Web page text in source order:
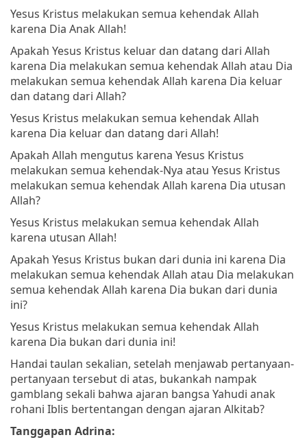
Yesus Kristus melakukan semua kehendak Allah
karena Dia Anak Allah!
Apakah Yesus Kristus keluar dan datang dari Allah
karena Dia melakukan semua kehendak Allah atau Dia
melakukan semua kehendak Allah karena Dia keluar
dan datang dari Allah?
Yesus Kristus melakukan semua kehendak Allah
karena Dia keluar dan datang dari Allah!
Apakah Allah mengutus karena Yesus Kristus
melakukan semua kehendak-Nya atau Yesus Kristus
melakukan semua kehendak Allah karena Dia utusan
Allah?
Yesus Kristus melakukan semua kehendak Allah
karena utusan Allah!
Apakah Yesus Kristus bukan dari dunia ini karena Dia
melakukan semua kehendak Allah atau Dia melakukan
semua kehendak Allah karena Dia bukan dari dunia
ini?
Yesus Kristus melakukan semua kehendak Allah
karena Dia bukan dari dunia ini!
Handai taulan sekalian, setelah menjawab pertanyaan-
pertanyaan tersebut di atas, bukankah nampak
gamblang sekali bahwa ajaran bangsa Yahudi anak
rohani Iblis bertentangan dengan ajaran Alkitab?
Tanggapan Adrina: